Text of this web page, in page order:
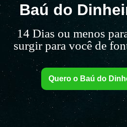
Baú do
14 Dias ou menos
surgir para você de
Quero o Baú do